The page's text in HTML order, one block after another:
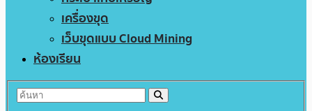
เครื่องขุด
เว็บขุดแบบ Cloud Mining
ห้องเรียน